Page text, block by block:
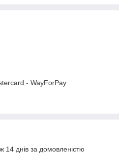
- WayForPay
14 днів за домовленістю